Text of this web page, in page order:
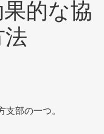
的な協
部の一つ。